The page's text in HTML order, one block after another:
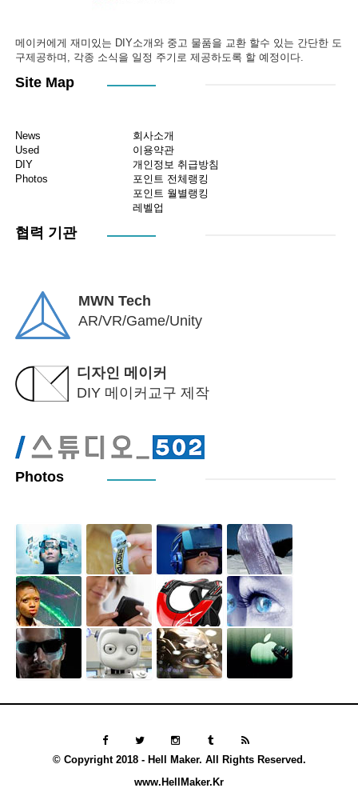
메이커에게 재미있는 DIY소개와 중고 물품을 교환 할수 있는 간단한 도
구제공하며, 각종 소식을 일정 주기로 제공하도록 할 예정이다.
Site Map
News
Used
DIY
Photos
회사소개
이용약관
개인정보 취급방침
포인트 전체랭킹
포인트 월별랭킹
레벨업
협력 기관
MWN Tech
AR/VR/Game/Unity
디자인 메이커
DIY 메이커교구 제작
Photos
© Copyright 2018 - Hell Maker. All Rights Reserved.
www.HellMaker.Kr